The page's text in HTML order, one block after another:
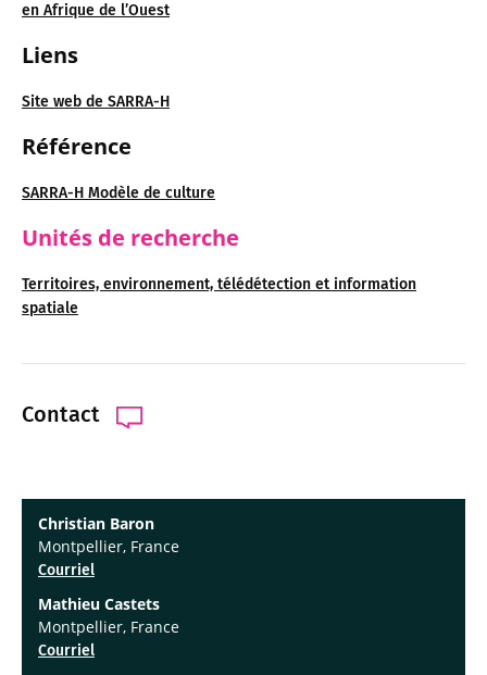
en Afrique de l’Ouest
Liens
Site web de SARRA-H
Référence
SARRA-H Modèle de culture
Unités de recherche
Territoires, environnement, télédétection et information
spatiale
Contact
Christian Baron
Montpellier, France
Courriel
Mathieu Castets
Montpellier, France
Courriel